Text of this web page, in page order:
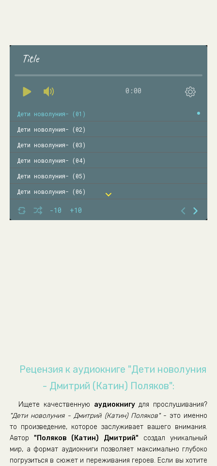
Title
0:00
-10 +10
Дети новолуния- (01)
Дети новолуния- (02)
Дети новолуния- (03)
Дети новолуния- (04)
Дети новолуния- (05)
Дети новолуния- (06)
Дети новолуния- (07)
Дети новолуния- (08)
Дети новолуния- (19)
Дети новолуния- (20)
Дети новолуния- (21)
Дети новолуния- (22)
Рецензия к аудиокниге "Дети новолуния
- Дмитрий (Катин) Поляков":
Ищете качественную аудиокнигудля прослушивания?
"Дети новолуния - Дмитрий (Катин) Поляков"- это именно
то произведение, которое заслуживает вашего внимания.
Автор"Поляков (Катин) Дмитрий" создал уникальный
мир, а формат аудиокниги позволяет максимально глубоко
погрузиться в сюжет и переживания героев. Если вы хотите